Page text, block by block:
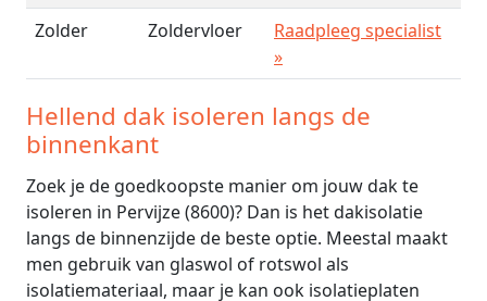
Zolder
Zoldervloer
Raadpleeg specialist
»
Hellend dak isoleren langs de
binnenkant
Zoek je de goedkoopste manier om jouw dak te
isoleren in Pervijze (8600)? Dan is het dakisolatie
langs de binnenzijde de beste optie. Meestal maakt
men gebruik van glaswol of rotswol als
isolatiemateriaal, maar je kan ook isolatieplaten